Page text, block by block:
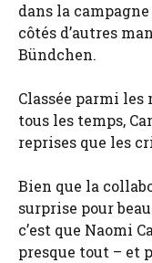
dans la
côtés d’autres
Bündchen.
Classée parmi
tous les temps,
reprises que les
Bien que la
surprise pour
c’est que Naomi
presque tout – et